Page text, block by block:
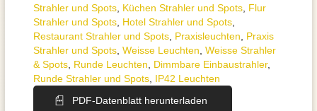
Strahler und Spots Küchen Strahler und Spots Flur
Strahler und Spots Hotel Strahler und Spots
Restaurant Strahler und Spots Praxisleuchten
Praxis
Strahler und Spots Weisse Leuchten Weisse Strahler
& Spots Runde Leuchten Dimmbare Einbaustrahler,
Runde Strahler und Spots IP42 Leuchten
PDF-Datenblatt herunterladen